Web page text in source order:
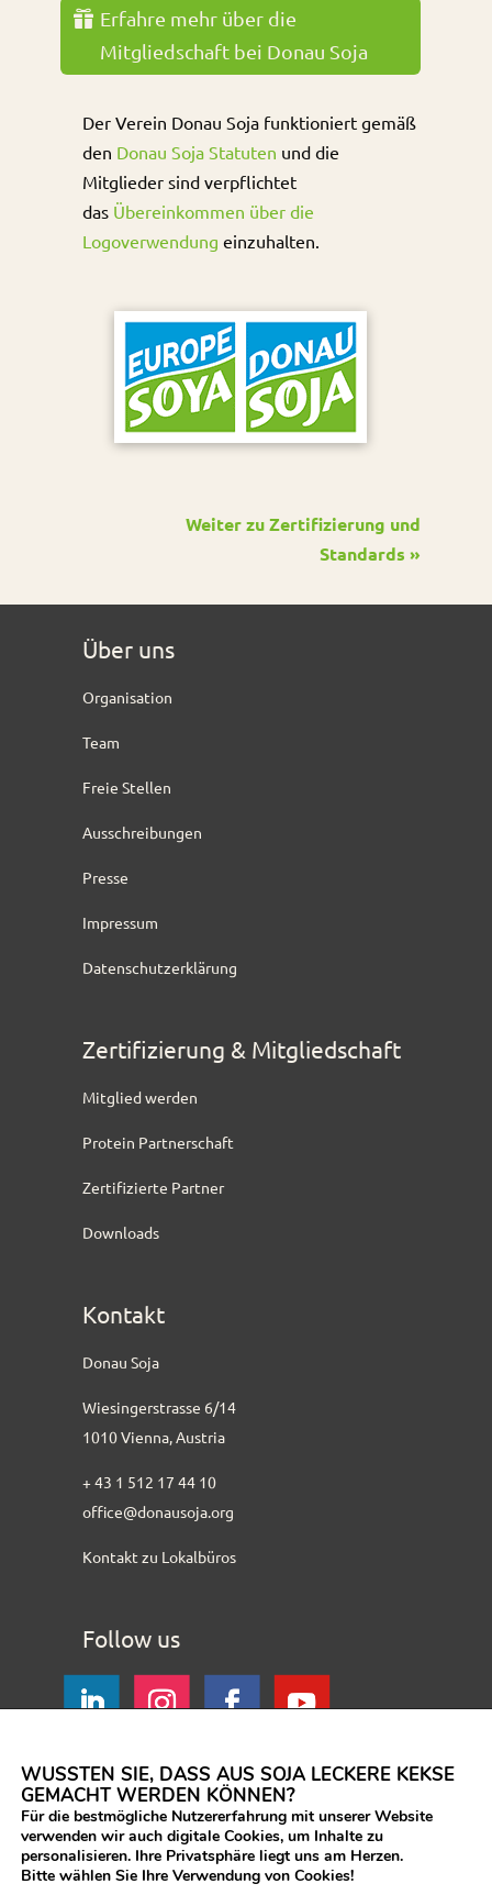
Erfahre mehr über die
Mitgliedschaft bei Donau Soja
Der Verein Donau Soja funktioniert gemäß
den Donau Soja Statuten und die
Mitglieder sind verpflichtet
das Übereinkommen über die
Logoverwendung einzuhalten.
Weiter zu Zertifizierung und
Standards »
Über uns
Organisation
Team
Freie Stellen
Ausschreibungen
Presse
Impressum
Datenschutzerklärung
Zertifizierung & Mitgliedschaft
Mitglied werden
Protein Partnerschaft
Zertifizierte Partner
Downloads
Kontakt
Donau Soja
Wiesingerstrasse 6/14
1010 Vienna, Austria
+ 43 1 512 17 44 10
office@donausoja.org
Kontakt zu Lokalbüros
Follow us
WUSSTEN SIE, DASS AUS SOJA LECKERE KEKSE
GEMACHT WERDEN KÖNNEN?
Für die bestmögliche Nutzererfahrung mit unserer Website
verwenden wir auch digitale Cookies, um Inhalte zu
personalisieren. Ihre Privatsphäre liegt uns am Herzen.
Bitte wählen Sie Ihre Verwendung von Cookies!